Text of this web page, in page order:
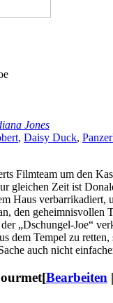
Jones
, Daisy Duck,
Filmteam um den
gleichen Zeit ist
Haus
den geheimnisvollen
„Dschungel-Joe“
dem Tempel zu
auch nicht
[Bearbeiten |